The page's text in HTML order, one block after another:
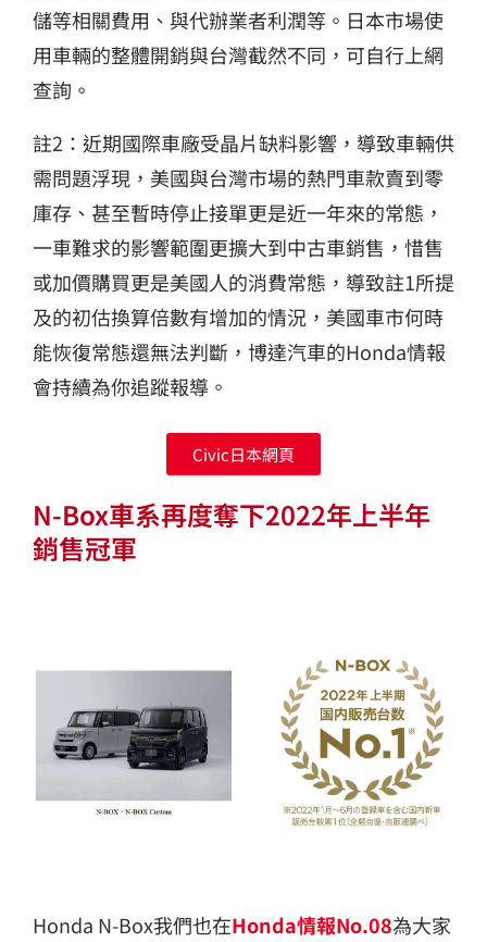
儲等相關費用、與代辦業者利潤等。日本市場使
用車輛的整體開銷與台灣截然不同，可自行上網
查詢。
註2：近期國際車廠受晶片缺料影響，導致車輛供
需問題浮現，美國與台灣市場的熱門車款賣到零
庫存、甚至暫時停止接單更是近一年來的常態，
一車難求的影響範圍更擴大到中古車銷售，惜售
或加價購買更是美國人的消費常態，導致註1所提
及的初估換算倍數有增加的情況，美國車市何時
能恢復常態還無法判斷，博達汽車的Honda情報
會持續為你追蹤報導。
Civic日本網頁
N-Box車系再度奪下2022年上半年
銷售冠軍
Honda N-Box我們也在Honda情報No.08為大家